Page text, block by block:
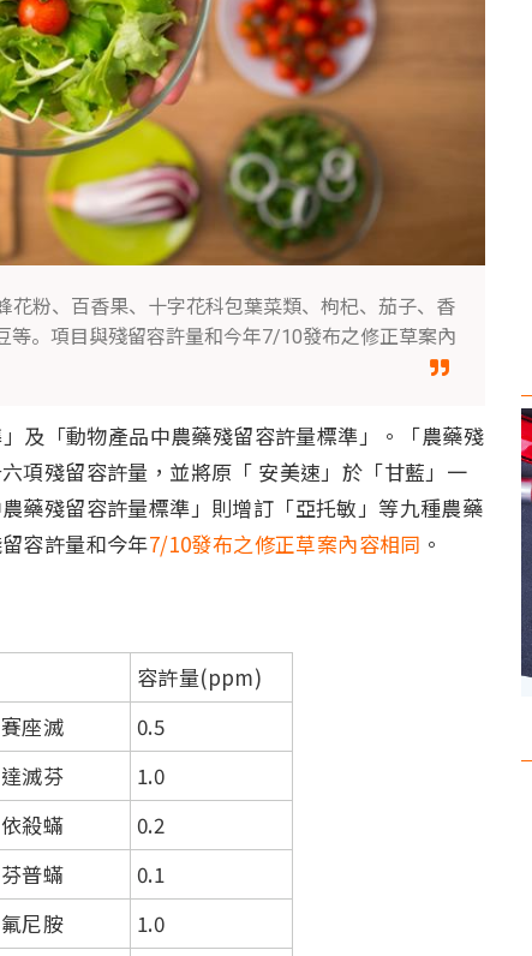
花粉、百香果、十字花科包葉菜類、枸杞、茄子、香
。項目與殘留容許量和今年7/10發布之修正草案內
及「動物產品中農藥殘留容許量標準」。「農藥殘
項殘留容許量，並將原「 安美速」於「甘藍」一
藥殘留容許量標準」則增訂「亞托敏」等九種農藥
容許量和今年7/10發布之修正草案內容相同 。
容許量(ppm)
賽座滅
0.5
達滅芬
1.0
依殺蟎
0.2
芬普蟎
0.1
氟尼胺
1.0